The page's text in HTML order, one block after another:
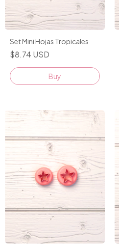
Set Mini Hojas Tropicales
$8.74 USD
Buy